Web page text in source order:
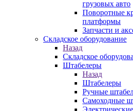
грузовых авто
Поворотные
платформы
Запчасти и
Складское оборудование
Назад
Складское
Штабелеры
Назад
Штабелеры
Ручные
Самоходные